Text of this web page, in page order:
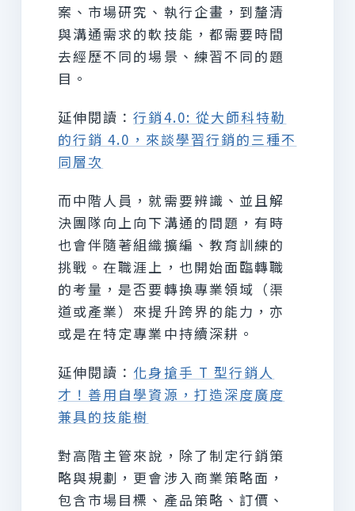
案、市場研究、執行企畫，到釐清
與溝通需求的軟技能，都需要時間
去經歷不同的場景、練習不同的題
目。
延伸閱讀：行銷4.0: 從大師科特勒
的行銷 4.0，來談學習行銷的三種不
同層次
而中階人員，就需要辨識、並且解
決團隊向上向下溝通的問題，有時
也會伴隨著組織擴編、教育訓練的
挑戰。在職涯上，也開始面臨轉職
的考量，是否要轉換專業領域（渠
道或產業）來提升跨界的能力，亦
或是在特定專業中持續深耕。
延伸閱讀： 化身搶手 T 型行銷人
才！善用自學資源，打造深度廣度
兼具的技能樹
對高階主管來說，除了制定行銷策
略與規劃，更會涉入商業策略面，
包含市場目標、產品策略、訂價、